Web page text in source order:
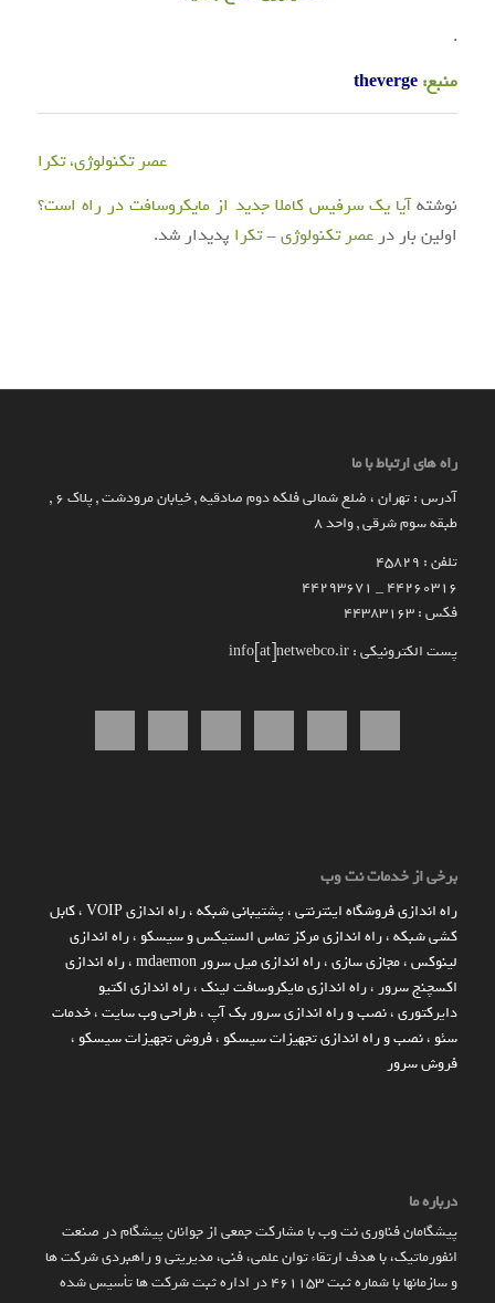
.
منبع: theverge
عصر تکنولوژی، تکرا
نوشتهآیا یک سرفیس کاملا جدید از مایکروسافت در راه است؟
اولین بار در عصر تکنولوژی - تکرا پدیدار شد.
راه های ارتباط با ما
آدرس : تهران ، ضلع شمالی فلکه دوم صادقیه , خیابان مرودشت , پلاک ۶ ,
طبقه سوم شرقی , واحد ۸
تلفن : 45829
۴۴۲۶۰۳۱۶ _ 44293671
فکس : 44383163
پست الکترونیکی : info[at]netwebco.ir
برخی از خدمات نت وب
راه اندازي فروشگاه اينترنتي،پشتیبانی شبکه،راه اندازی VOIP ،کابل
کشی شبکه،راه اندازی مرکز تماس الستیکس و سیسکو ،راه اندازی
لینوکس،مجازی سازی،راه اندازی میل سرور mdaemon ،راه اندازی
اکسچنج سرور ،راه اندازی مایکروسافت لینک،راه اندازی اکتیو
دایرکتوری،نصب و راه اندازی سرور بک آپ،طراحی وب سایت،خدمات
سئو ،نصب و راه اندازی تجهیزات سیسکو ،فروش تجهیزات سیسکو ،
فروش سرور
درباره ما
پیشگامان فناوری نت وب با مشارکت جمعی از جوانان پیشگام در صنعت
انفورماتیک، با هدف ارتقاء توان علمی، فنی، مدیریتی و راهبردی شرکت ها
و سازمان­ها با شماره ثبت 461153 در اداره ثبت شرکت ها تأسیس شده